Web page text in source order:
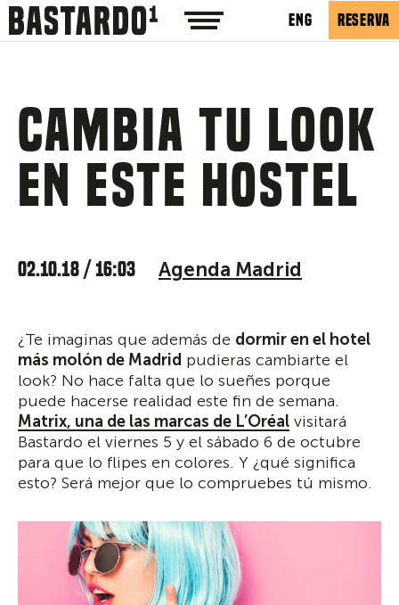
ENG RESERVA
Cambia tu look
en este hostel
02.10.18 / 16:03 Agenda Madrid
¿Te imaginas que además de dormir en el hotel
más molón de Madrid pudieras cambiarte el
look? No hace falta que lo sueñes porque
puede hacerse realidad este fin de semana.
Matrix, una de las marcas de L’Oréal visitará
Bastardo el viernes 5 y el sábado 6 de octubre
para que lo flipes en colores. Y ¿qué significa
esto? Será mejor que lo compruebes tú mismo.